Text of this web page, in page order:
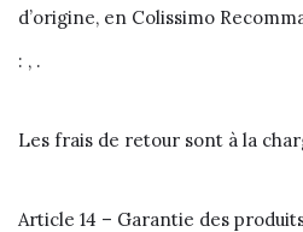
d’origine, en Colissimo
: , .
Les frais de retour sont à la
Article 14 – Garantie des